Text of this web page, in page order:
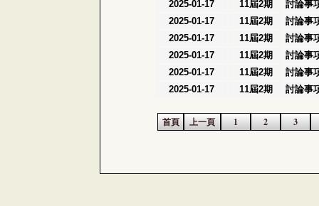
2025-01-17
11屆2期
討論事
2025-01-17
11屆2期
討論事
2025-01-17
11屆2期
討論事
2025-01-17
11屆2期
討論事
2025-01-17
11屆2期
討論事
2025-01-17
11屆2期 討論事
首頁 上一頁 1 2 3